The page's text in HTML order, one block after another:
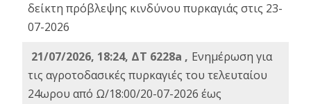
δείκτη πρόβλεψης κινδύνου πυρκαγιάς στις 23-
07-2026
21/07/2026, 18:24, ΔΤ 6228a , Ενημέρωση για
τις αγροτοδασικές πυρκαγιές του τελευταίου
24ωρου από Ω/18:00/20-07-2026 έως